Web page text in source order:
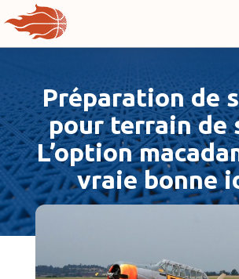
au
contenu
Préparation de
pour terrain de
L’option
vraie bonne